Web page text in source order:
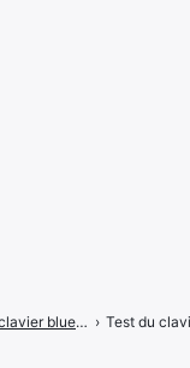
Test du clavier bluetooth AZERTY de Navitech › Test du